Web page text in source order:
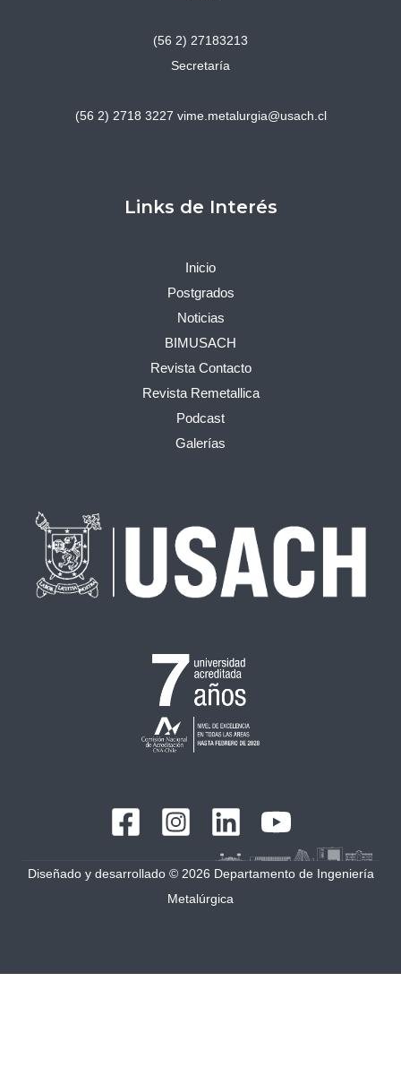
(56 2) 27183213
Secretaría
(56 2) 2718 3227 vime.metalurgia@usach.cl
Links de Interés
Inicio
Postgrados
Noticias
BIMUSACH
Revista Contacto
Revista Remetallica
Podcast
Galerías
Diseñado y desarrollado © 2026 Departamento de Ingeniería
Metalúrgica